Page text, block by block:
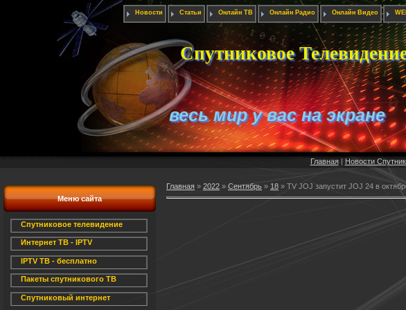
Новости Статьи Онлайн ТВ Онлайн Радио Онлайн Видео
Спутниковое
весь мир у вас на экране
Главная| Новости
Меню сайта
Спутниковое телевидение
Интернет ТВ - IPTV
IPTV ТВ - бесплатно
Пакеты спутникового ТВ
Спутниковый интернет
Главная » 2022 » Сентябрь » 18 » TV JOJ запустит JOJ 24 в